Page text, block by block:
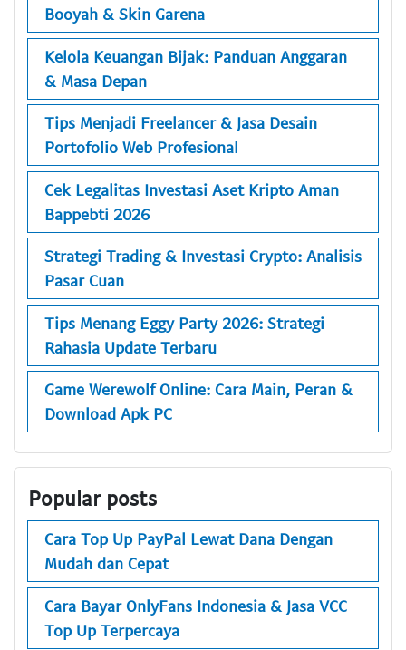
Booyah & Skin Garena
Kelola Keuangan Bijak: Panduan Anggaran
& Masa Depan
Tips Menjadi Freelancer & Jasa Desain
Portofolio Web Profesional
Cek Legalitas Investasi Aset Kripto Aman
Bappebti 2026
Strategi Trading & Investasi Crypto: Analisis
Pasar Cuan
Tips Menang Eggy Party 2026: Strategi
Rahasia Update Terbaru
Game Werewolf Online: Cara Main, Peran &
Download Apk PC
Popular posts
Cara Top Up PayPal Lewat Dana Dengan
Mudah dan Cepat
Cara Bayar OnlyFans Indonesia & Jasa VCC
Top Up Terpercaya